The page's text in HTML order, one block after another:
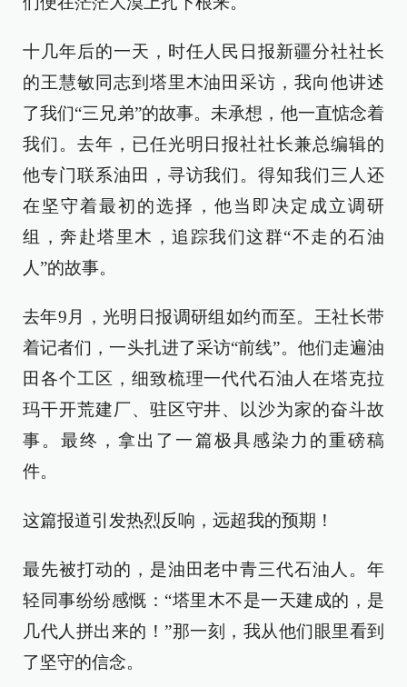
十几年后的一天，时任人民日报新疆分社社长
的王慧敏同志到塔里木油田采访，我向他讲述
了我们“三兄弟”的故事。未承想，他一直惦念着
我们。去年，已任光明日报社社长兼总编辑的
他专门联系油田，寻访我们。得知我们三人还
在坚守着最初的选择，他当即决定成立调研
组，奔赴塔里木，追踪我们这群“不走的石油
人”的故事。
去年9月，光明日报调研组如约而至。王社长带
着记者们，一头扎进了采访“前线”。他们走遍油
田各个工区，细致梳理一代代石油人在塔克拉
玛干开荒建厂、驻区守井、以沙为家的奋斗故
事。最终，拿出了一篇极具感染力的重磅稿
件。
这篇报道引发热烈反响，远超我的预期！
最先被打动的，是油田老中青三代石油人。年
轻同事纷纷感慨：“塔里木不是一天建成的，是
几代人拼出来的！”那一刻，我从他们眼里看到
了坚守的信念。